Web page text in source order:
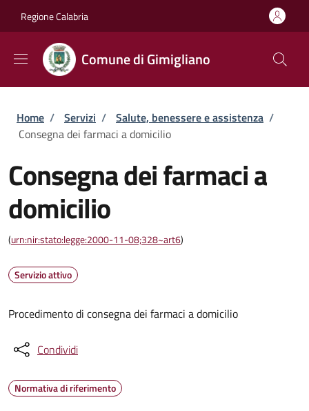
Regione Calabria
Comune di Gimigliano
Briciole di pane
Home / Servizi / Salute, benessere e assistenza /
Consegna dei farmaci a domicilio
Consegna dei farmaci a
domicilio
(urn:nir:stato:legge:2000-11-08;328~art6)
Servizio attivo
Procedimento di consegna dei farmaci a domicilio
Condividi
Normativa di riferimento